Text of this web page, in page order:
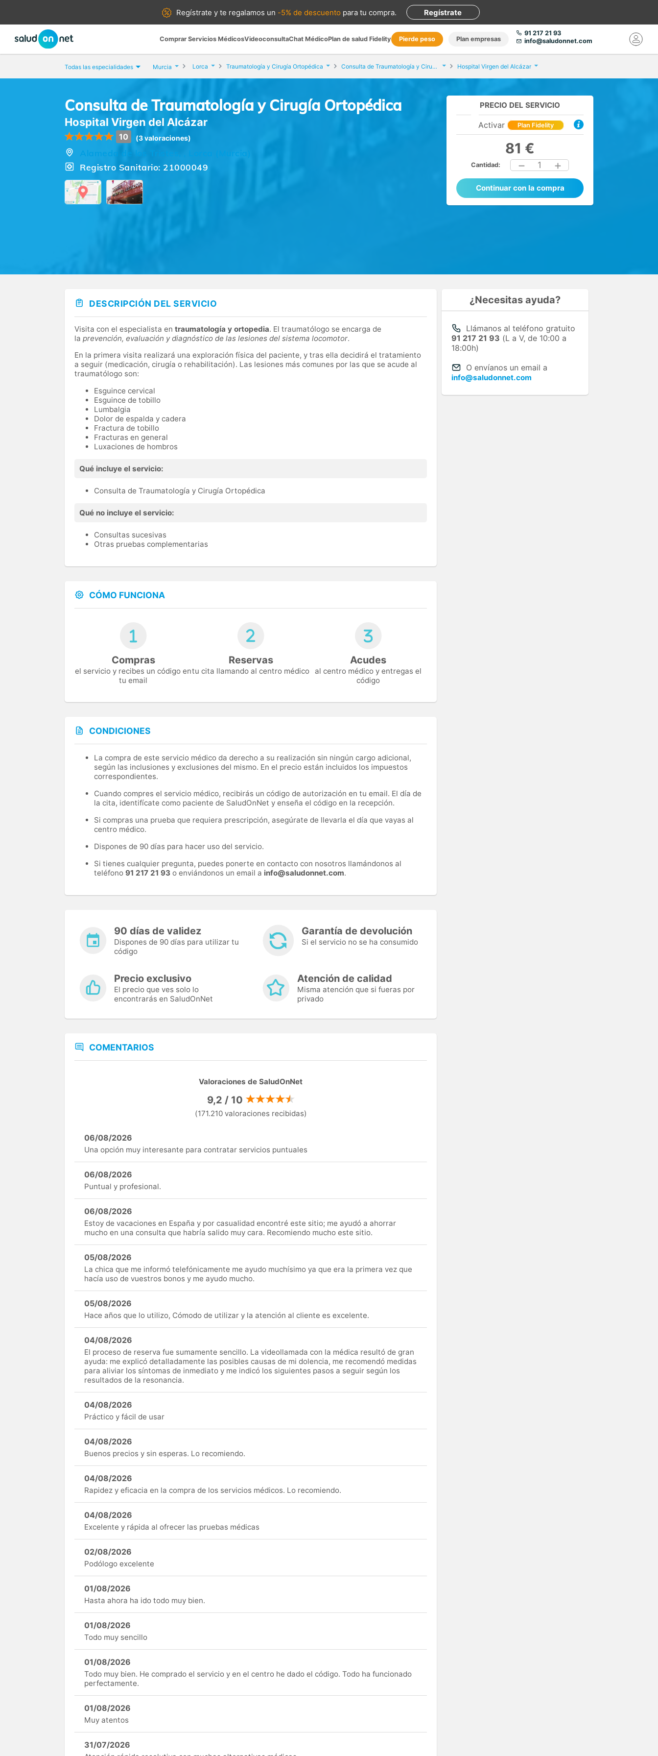
Regístrate yte regalamos un -5% de descuento para tu compra. Regístrate
Comprar Servicios MédicosVideoconsultaChat MédicoPlan de salud Fidelity Pierde peso Plan empresas
91 217 21 93
info@saludonnet.com
Todas las especialidades Murcia Lorca Traumatología y Cirugía Ortopédica Consulta de Traumatología y Cirugía Ortopédica Hospital Virgen del Alcázar
Consulta de Traumatología y Cirugía Ortopédica
Hospital Virgen del Alcázar
10 (3 valoraciones)
Alameda de los Tristes, , Lorca (Murcia)
Registro Sanitario: 21000049
PRECIO DEL SERVICIO
Activar Plan Fidelity
81 €
Cantidad: 1
Continuar con la compra
DESCRIPCIÓN DEL SERVICIO
Visita con el especialista en traumatología y ortopedia. El traumatólogo se encarga de
la prevención, evaluación y diagnóstico de las lesiones del sistema locomotor.
En la primera visita realizará una exploración física del paciente, y tras ella decidirá el tratamiento
a seguir (medicación, cirugía o rehabilitación). Las lesiones más comunes por las que se acude al
traumatólogo son:
Esguince cervical
Esguince de tobillo
Lumbalgia
Dolor de espalda y cadera
Fractura de tobillo
Fracturas en general
Luxaciones de hombros
Qué incluye el servicio:
Consulta de Traumatología y Cirugía Ortopédica
Qué no incluye el servicio:
Consultas sucesivas
Otras pruebas complementarias
CÓMO FUNCIONA
Compras
el servicio y recibes un código en
tu email
Reservas
tu cita llamando al centro médico
Acudes
al centro médico y entregas el
código
CONDICIONES
La compra de este servicio médico da derecho a su realización sin ningún cargo adicional,
según las inclusiones y exclusiones del mismo. En el precio están incluidos los impuestos
correspondientes.
Cuando compres el servicio médico, recibirás un código de autorización en tu email. El día de
la cita, identifícate como paciente de SaludOnNet y enseña el código en la recepción.
Si compras una prueba que requiera prescripción, asegúrate de llevarla el día que vayas al
centro médico.
Dispones de 90 días para hacer uso del servicio.
Si tienes cualquier pregunta, puedes ponerte en contacto con nosotros llamándonos al
teléfono 91 217 21 93 o enviándonos un email a info@saludonnet.com.
90 días de validez
Dispones de 90 días para utilizar tu
código
Garantía de devolución
Si el servicio no se ha consumido
Precio exclusivo
El precio que ves solo lo
encontrarás en SaludOnNet
Atención de calidad
Misma atención que si fueras por
privado
COMENTARIOS
Valoraciones de SaludOnNet
9,2 / 10
(171.210 valoraciones recibidas)
06/08/2026
Una opción muy interesante para contratar servicios puntuales
06/08/2026
Puntual y profesional.
06/08/2026
Estoy de vacaciones en España y por casualidad encontré este sitio; me ayudó a ahorrar
mucho en una consulta que habría salido muy cara. Recomiendo mucho este sitio.
05/08/2026
La chica que me informó telefónicamente me ayudo muchísimo ya que era la primera vez que
hacía uso de vuestros bonos y me ayudo mucho.
05/08/2026
Hace años que lo utilizo, Cómodo de utilizar y la atención al cliente es excelente.
04/08/2026
El proceso de reserva fue sumamente sencillo. La videollamada con la médica resultó de gran
ayuda: me explicó detalladamente las posibles causas de mi dolencia, me recomendó medidas
para aliviar los síntomas de inmediato y me indicó los siguientes pasos a seguir según los
resultados de la resonancia.
04/08/2026
Práctico y fácil de usar
04/08/2026
Buenos precios y sin esperas. Lo recomiendo.
04/08/2026
Rapidez y eficacia en la compra de los servicios médicos. Lo recomiendo.
04/08/2026
Excelente y rápida al ofrecer las pruebas médicas
02/08/2026
Podólogo excelente
01/08/2026
Hasta ahora ha ido todo muy bien.
01/08/2026
Todo muy sencillo
01/08/2026
Todo muy bien. He comprado el servicio y en el centro he dado el código. Todo ha funcionado
perfectamente.
01/08/2026
Muy atentos
31/07/2026
¿Necesitas ayuda?
Llámanos al teléfono gratuito
91 217 21 93 (L a V, de 10:00 a
18:00h)
O envíanos un email a
info@saludonnet.com